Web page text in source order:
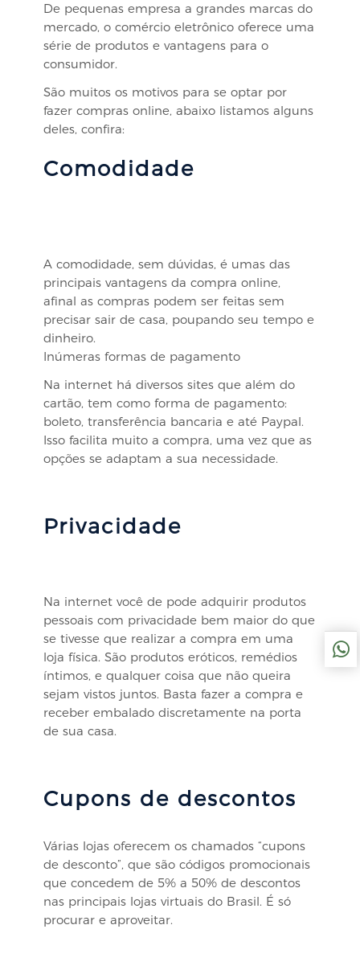
De pequenas empresa a grandes marcas do
mercado, o comércio eletrônico oferece uma
série de produtos e vantagens para o
consumidor.
São muitos os motivos para se optar por
fazer compras online, abaixo listamos alguns
deles, confira:
Comodidade
A comodidade, sem dúvidas, é umas das
principais vantagens da compra online,
afinal as compras podem ser feitas sem
precisar sair de casa, poupando seu tempo e
dinheiro.
Inúmeras formas de pagamento
Na internet há diversos sites que além do
cartão, tem como forma de pagamento:
boleto, transferência bancaria e até Paypal.
Isso facilita muito a compra, uma vez que as
opções se adaptam a sua necessidade.
Privacidade
Na internet você de pode adquirir produtos
pessoais com privacidade bem maior do que
se tivesse que realizar a compra em uma
loja física. São produtos eróticos, remédios
íntimos, e qualquer coisa que não queira
sejam vistos juntos. Basta fazer a compra e
receber embalado discretamente na porta
de sua casa.
Cupons de descontos
Várias lojas oferecem os chamados “cupons
de desconto”, que são códigos promocionais
que concedem de 5% a 50% de descontos
nas principais lojas virtuais do Brasil. É só
procurar e aproveitar.